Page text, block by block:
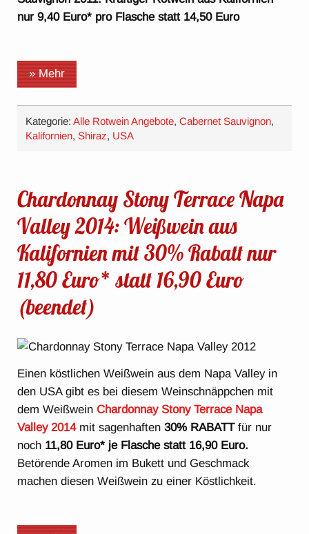
nur 9,40 Euro* pro Flasche statt 14,50 Euro
» Mehr
Kategorie:Alle Rotwein Angebote,Cabernet Sauvignon,
Kalifornien,Shiraz, USA
Chardonnay Stony Terrace Napa
Valley 2014: Weißwein aus
Kalifornien mit 30% Rabatt nur
11,80 Euro* statt 16,90 Euro
(beendet)
Einen köstlichen Weißwein aus dem Napa Valley in
den USA gibt es bei diesem Weinschnäppchen mit
dem WeißweinChardonnay Stony Terrace Napa
Valley 2014mit sagenhaften30% RABATTfür nur
noch 11,80 Euro* je Flasche statt 16,90 Euro.
Betörende Aromen im Bukett und Geschmack
machen diesen Weißwein zu einer Köstlichkeit.